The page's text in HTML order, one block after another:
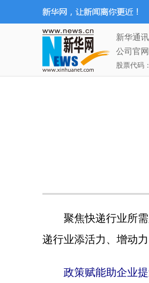
新华通
公司官网
股票代码：
聚焦快递行业所需
递行业添活力、增动力
政策赋能助企业